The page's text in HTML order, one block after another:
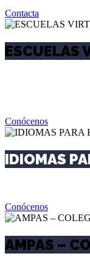
Contacta
ESCUELAS
Conócenos
IDIOMAS
Conócenos
AMPAS –